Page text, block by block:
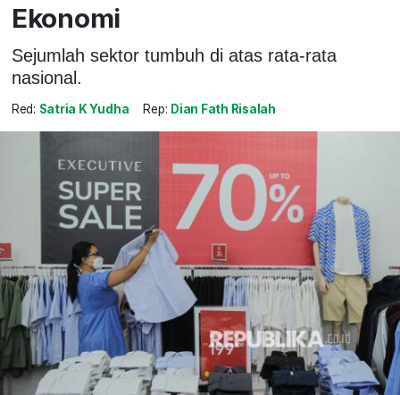
Ekonomi
Sejumlah sektor tumbuh di atas rata-rata
nasional.
Red: Satria K Yudha Rep: Dian Fath Risalah